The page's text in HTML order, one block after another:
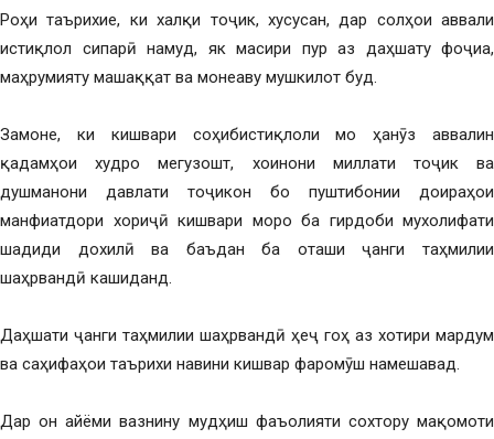
Роҳи таърихие, ки халқи тоҷик, хусусан, дар солҳои аввали
истиқлол сипарӣ намуд, як масири пур аз даҳшату фоҷиа,
маҳрумияту машаққат ва монеаву мушкилот буд.
Замоне, ки кишвари соҳибистиқлоли мо ҳанӯз аввалин
қадамҳои худро мегузошт, хоинони миллати тоҷик ва
душманони давлати тоҷикон бо пуштибонии доираҳои
манфиатдори хориҷӣ кишвари моро ба гирдоби мухолифати
шадиди дохилӣ ва баъдан ба оташи ҷанги таҳмилии
шаҳрвандӣ кашиданд.
Даҳшати ҷанги таҳмилии шаҳрвандӣ ҳеҷ гоҳ аз хотири мардум
ва саҳифаҳои таърихи навини кишвар фаромӯш намешавад.
Дар он айёми вазнину мудҳиш фаъолияти сохтору мақомоти